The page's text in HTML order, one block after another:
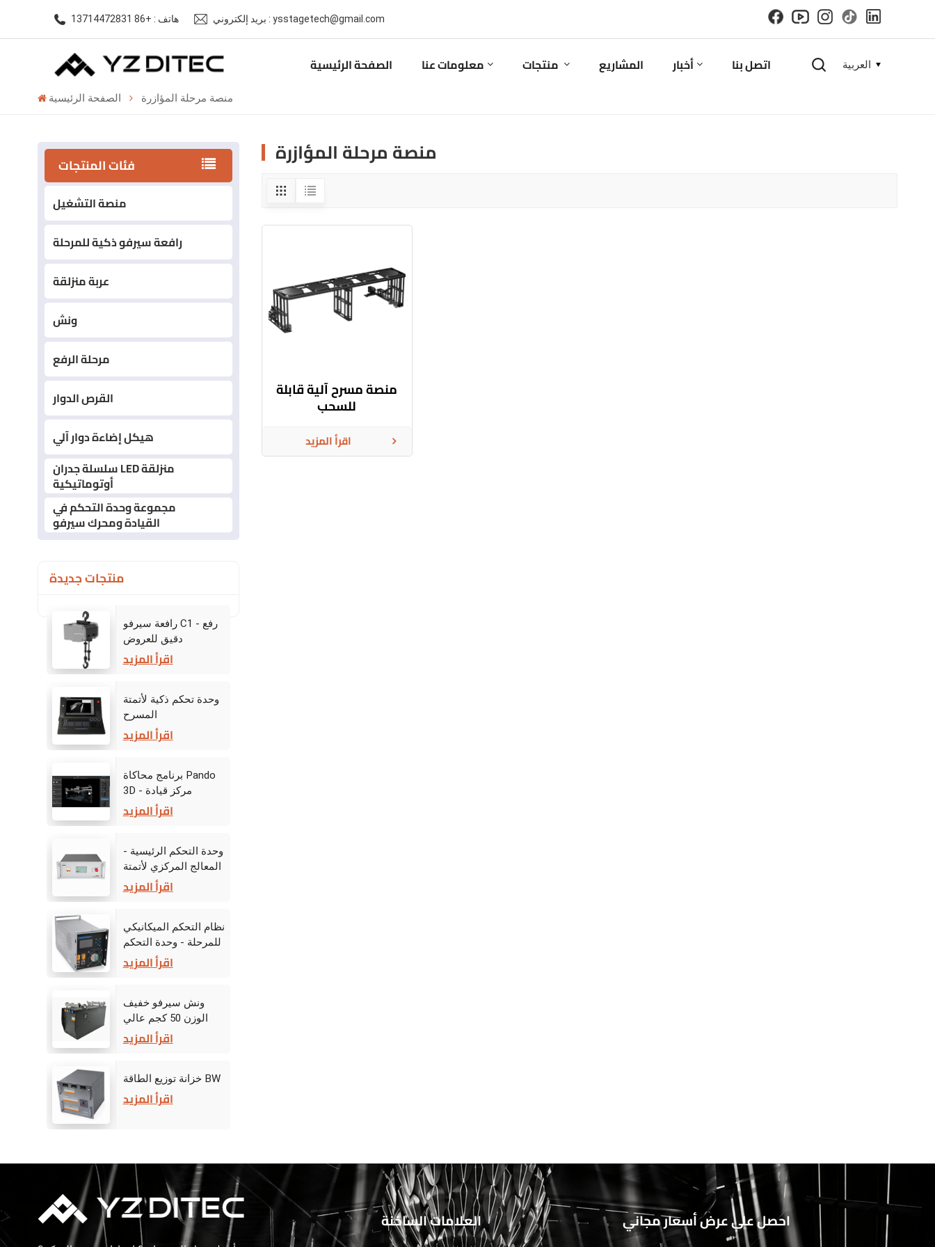
هاتف : +86 13714472831 بريد إلكتروني : ysstagetech@gmail.com
الصفحة الرئيسية معلومات عنا المشاريع أخبار اتصل بنا العربية
الصفحة الرئيسية منصة مرحلة المؤازرة
فئات المنتجات
منصة التشغيل
رافعة سيرفو ذكية للمرحلة
عربة منزلقة
ونش
مرحلة الرفع
القرص الدوار
هيكل إضاءة دوار آلي
سلسلة جدران LED منزلقة
أوتوماتيكية
مجموعة وحدة التحكم في
القيادة ومحرك سيرفو
منتجات جديدة
رافعة سيرفو C1 - رفع
دقيق للعروض
الديناميكية على المسرح
اقرأ المزيد
وحدة تحكم ذكية لأتمتة
المسرح
اقرأ المزيد
برنامج محاكاة Pando
3D - مركز قيادة
المرحلة الافتراضية
اقرأ المزيد
وحدة التحكم الرئيسية -
المعالج المركزي لأتمتة
المرحلة
اقرأ المزيد
نظام التحكم الميكانيكي
للمرحلة - وحدة التحكم
في القيادة
اقرأ المزيد
ونش سيرفو خفيف
الوزن 50 كجم عالي
الأداء للمسرح
اقرأ المزيد
خزانة توزيع الطاقة BW
اقرأ المزيد
منصة مرحلة المؤازرة
منصة مسرح آلية قابلة
للسحب
اقرأ المزيد
العلامات الساخنة احصل على عرض أسعار مجاني